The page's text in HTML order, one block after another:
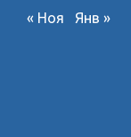
« Ноя Янв »